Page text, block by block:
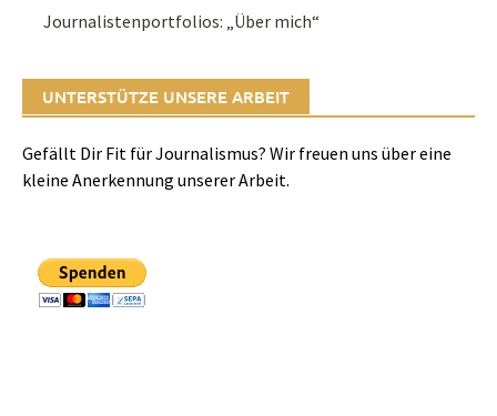
Journalistenportfolios: „Über mich“
UNTERSTÜTZE UNSERE ARBEIT
Gefällt Dir Fit für Journalismus? Wir freuen uns über eine
kleine Anerkennung unserer Arbeit.